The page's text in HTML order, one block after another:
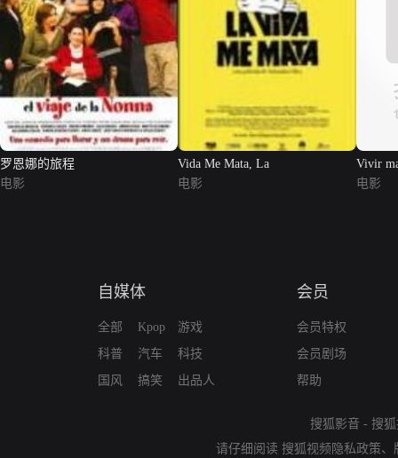
罗恩娜的旅程
电影
Vida Me Mata, La
电影
Vivir
电影
自媒体
全部
科普
国风
Kpop
汽车
搞笑
游戏
科技
出品人
会员
会员特权
会员剧场
帮助
搜狐影音 - 搜
请仔细阅读 搜狐视频隐私政策、